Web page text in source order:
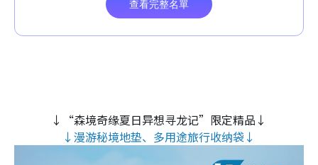
↓“森境奇缘夏日异想寻龙记”限定精品↓
↓漫游秘境地垫、多用途旅行收纳袋↓